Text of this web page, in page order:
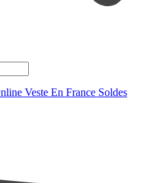
Veste En France Soldes